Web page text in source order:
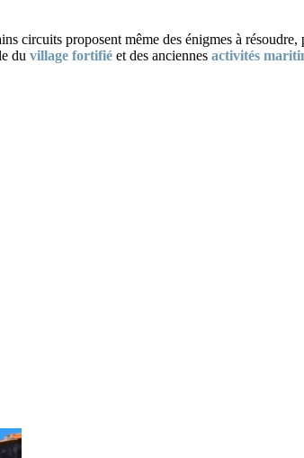
circuits proposent même des énigmes à
du village fortifié et des anciennes activités